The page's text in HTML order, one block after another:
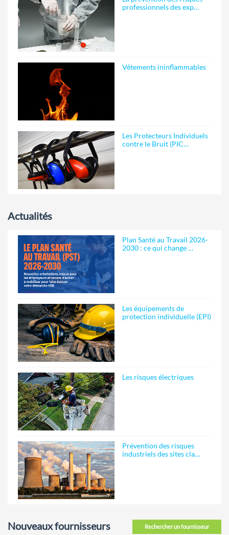
professionnels des exp…
Vêtements ininflammables
Les Protecteurs Individuels
contre le Bruit (PIC…
Actualités
Plan Santé au Travail 2026-
2030 : ce qui change …
Les équipements de
protection individuelle (EPI)
Les risques électriques
Prévention des risques
industriels des sites cla…
Rechercher un fournisseur
Nouveaux fournisseurs